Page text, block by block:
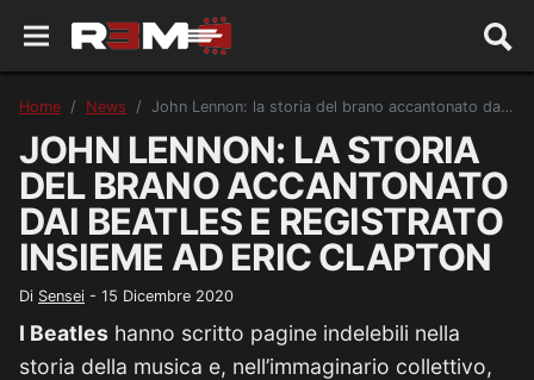
Home News John Lennon: la storia del brano accantonato dai Beatles e registrato insieme ad Eric Clapton
JOHN LENNON: LA STORIA
DEL BRANO ACCANTONATO
DAI BEATLES E REGISTRATO
INSIEME AD ERIC CLAPTON
Di Sensei - 15 Dicembre 2020
I Beatles hanno scritto pagine indelebili nella
storia della musica e, nell’immaginario collettivo,